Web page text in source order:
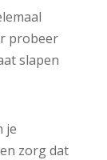
probeer
slapen
je
zorg dat